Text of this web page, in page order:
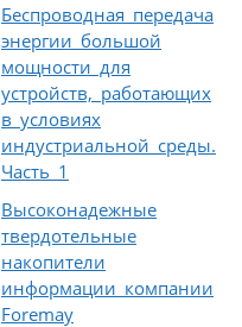
Беспроводная передача
энергии большой
мощности для
устройств, работающих
в условиях
индустриальной среды.
Часть 1
Высоконадежные
твердотельные
накопители
информации компании
Foremay